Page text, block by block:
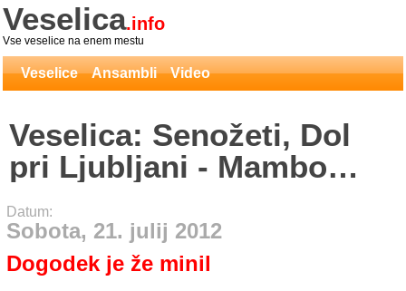
Veselica.info
Vse veselice na enem mestu
Veselice Ansambli Video
Veselica: Senožeti, Dol
pri Ljubljani - Mambo
kings
Datum:
Sobota, 21. julij 2012
Dogodek je že minil